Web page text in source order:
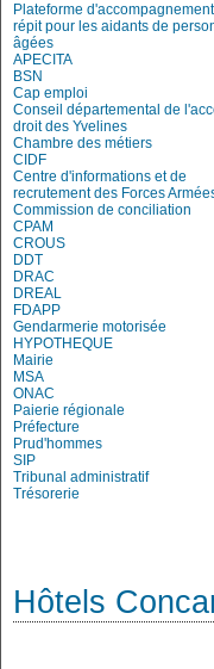
Plateforme
répit pour les aidants de
âgées
APECITA
BSN
Cap emploi
Conseil départemental de
droit des Yvelines
Chambre des métiers
CIDF
Centre d'informations et de
recrutement des Forces
Commission de conciliation
CPAM
CROUS
DDT
DRAC
DREAL
FDAPP
Gendarmerie motorisée
HYPOTHEQUE
Mairie
MSA
ONAC
Paierie régionale
Préfecture
Prud'hommes
SIP
Tribunal administratif
Trésorerie
Hôtels